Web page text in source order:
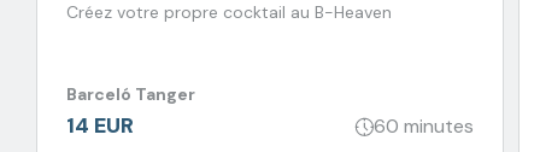
Créez votre propre cocktail au B-Heaven
Barceló Tanger
14 EUR 60 minutes